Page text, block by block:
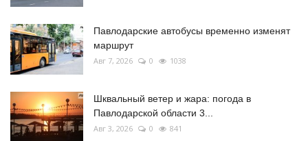
Павлодарские автобусы временно изменят
маршрут
Авг 7, 2026 0 1038
Шквальный ветер и жара: погода в
Павлодарской области 3...
Авг 3, 2026 0 841